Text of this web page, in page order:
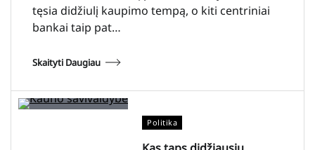
tęsia didžiulį kaupimo tempą, o kiti centriniai
bankai taip pat…
Skaityti Daugiau
Politika